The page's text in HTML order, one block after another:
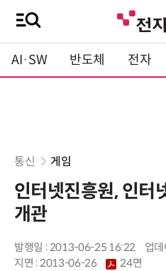
AI·SW 반도체 전자
통신 게임
인터넷진흥원, 인터
개관
발행일 : 2013-06-25 16:22
업
지면 :2013-06-26 24면